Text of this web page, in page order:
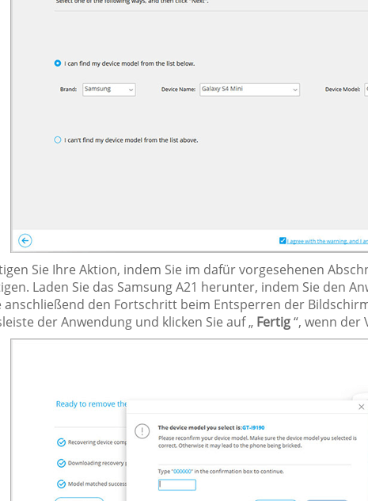
Sie Ihre Aktion, indem Sie im dafür vorgesehenen
Laden Sie das Samsung A21 herunter, indem Sie den
anschließend den Fortschritt beim Entsperren der
der Anwendung und klicken Sie auf „ Fertig“, wenn der